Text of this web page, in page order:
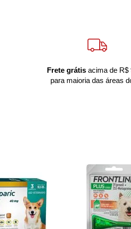
Frete grátisacima de R$
para maioria das áreas